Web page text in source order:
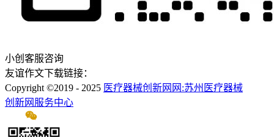
小创客服咨询
友谊作文下载链接：
Copyright ©2019 - 2025 医疗器械创新网网:苏州医疗器械
创新网服务中心